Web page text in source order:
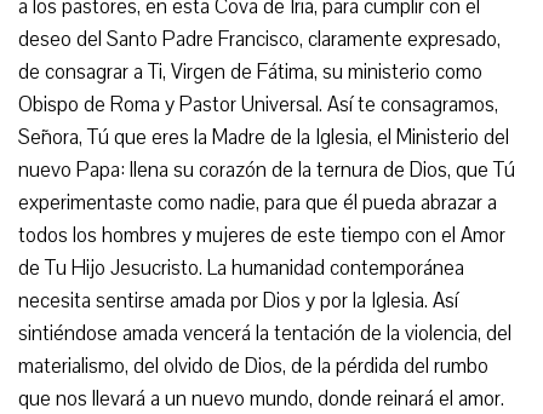
a los pastores, en esta Cova de Iria, para cumplir con el
deseo del Santo Padre Francisco, claramente expresado,
de consagrar a Ti, Virgen de Fátima, su ministerio como
Obispo de Roma y Pastor Universal. Así te consagramos,
Señora, Tú que eres la Madre de la Iglesia, el Ministerio del
nuevo Papa: llena su corazón de la ternura de Dios, que Tú
experimentaste como nadie, para que él pueda abrazar a
todos los hombres y mujeres de este tiempo con el Amor
de Tu Hijo Jesucristo. La humanidad contemporánea
necesita sentirse amada por Dios y por la Iglesia. Así
sintiéndose amada vencerá la tentación de la violencia, del
materialismo, del olvido de Dios, de la pérdida del rumbo
que nos llevará a un nuevo mundo, donde reinará el amor.